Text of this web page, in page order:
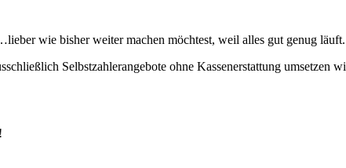
wie bisher weiter machen möchtest, weil alles gut genug läuft.
Selbstzahlerangebote ohne Kassenerstattung umsetzen